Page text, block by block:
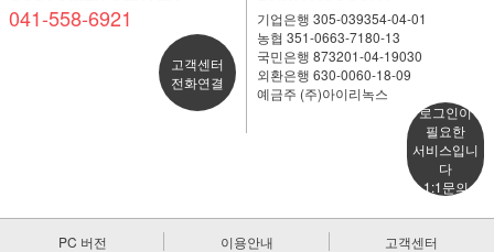
041-558-6921
고객센터
전화연결
기업은행 305-039354-04-01
농협 351-0663-7180-13
국민은행 873201-04-19030
외환은행 630-0060-18-09
예금주 (주)아이리녹스
로그인이
필요한
서비스입니
다
1:1문의
PC 버전 이용안내 고객센터